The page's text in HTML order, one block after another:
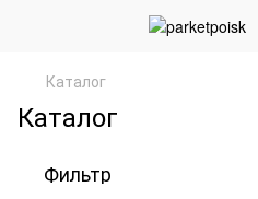
Каталог
Каталог
Фильтр